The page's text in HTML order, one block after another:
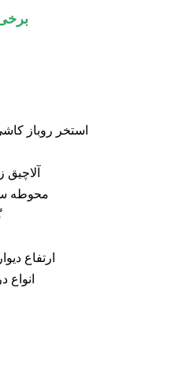
دارای دو خواب بصورت مستر
استخر روباز کاشی کاری شده
آلاچیق زیبا با چشم انداز باغ
محوطه سازی فوق العاده زیبا
گل آرایی و چمن آرایی در کل
آبنمای بزرگ در مجاورت ویلا
ارتفاع دیوارها بطول سه
انواع درختان میوه و پربارده
انشعابات شامل آب برق گاز با